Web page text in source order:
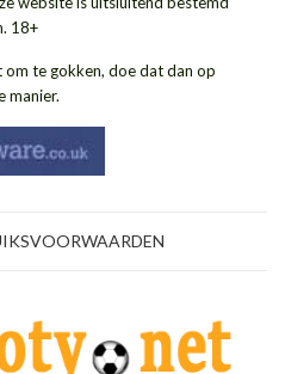
18+
om te gokken, doe dat dan op
manier.